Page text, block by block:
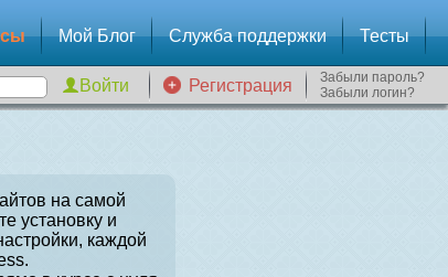
Мой Блог Служба поддержки Тесты
Регистрация
Забыли пароль?
Забыли логин?
на самой
установку и
каждой